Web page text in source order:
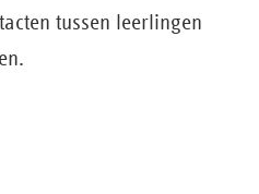
tussen leerlingen